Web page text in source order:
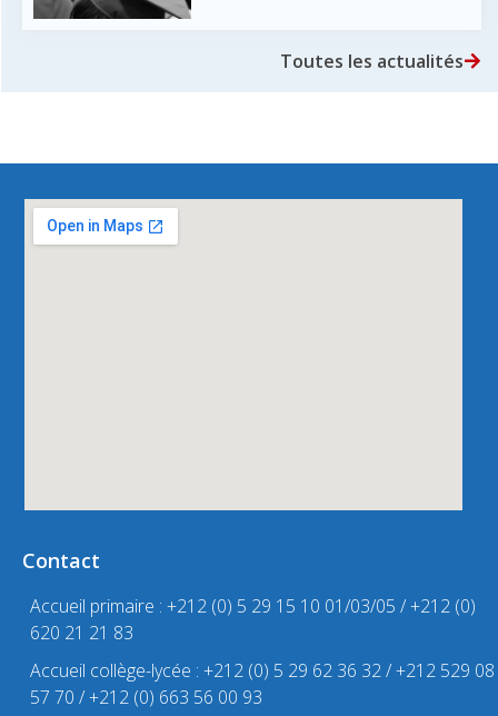
Toutes les actualités
Contact
Accueil primaire : +212 (0) 5 29 15 10 01/03/05 / +212 (0)
620 21 21 83
Accueil collège-lycée : +212 (0) 5 29 62 36 32 / +212 529 08
57 70 / +212 (0) 663 56 00 93